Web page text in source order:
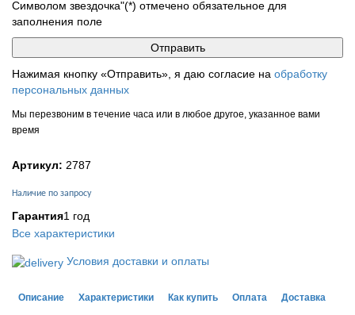
Символом звездочка"(*) отмечено обязательное для
заполнения поле
Нажимая кнопку «Отправить», я даю согласие на обработку
персональных данных
Мы перезвоним в течение часа или в любое другое, указанное вами
время
Артикул: 2787
Наличие по запросу
Гарантия1 год
Все характеристики
Условия доставки и оплаты
Описание Характеристики Как купить Оплата Доставка